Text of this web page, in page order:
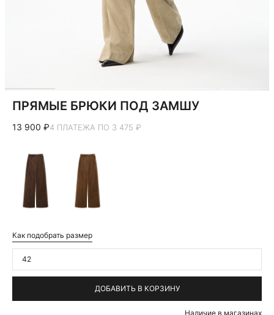
ПРЯМЫЕ БРЮКИ ПОД ЗАМШУ
13 900 ₽4 ПЛАТЕЖА ПО 3 475 ₽
Как подобрать размер
42
ДОБАВИТЬ В КОРЗИНУ
Наличие в магазинах